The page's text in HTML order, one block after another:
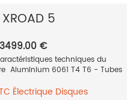
5
€
techniques du
Aluminium 6061 T4 T6 - Tubes
Électrique Disques